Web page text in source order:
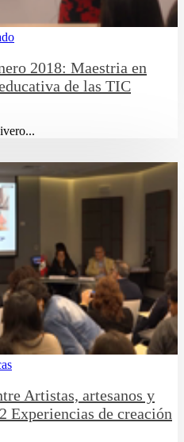
2018: Maestria en
de las TIC
Artistas, artesanos y
Experiencias de creación